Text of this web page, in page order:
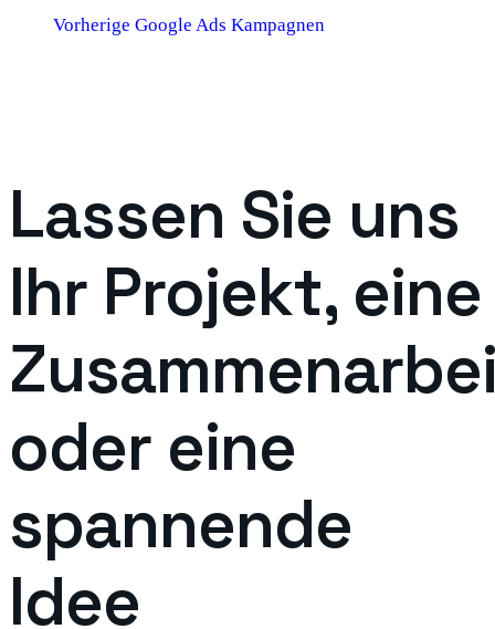
Vorherige Google Ads Kampagnen
Lassen Sie uns
Ihr Projekt, eine
oder eine
spannende
Idee